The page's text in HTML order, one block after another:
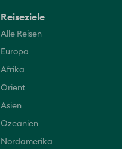
Reiseziele
Alle Reisen
Europa
Afrika
Orient
Asien
Ozeanien
Nordamerika